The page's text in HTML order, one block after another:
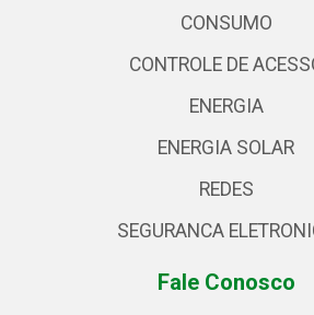
CONSUMO
CONTROLE DE
ENERGIA
ENERGIA SOLAR
REDES
SEGURANCA
Fale Conosco